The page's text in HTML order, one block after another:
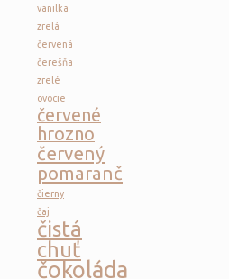
vanilka
zrelá
červená
čerešňa
zrelé
ovocie
červené
hrozno
červený
pomaranč
čierny
čaj
čistá
chuť
čokoláda